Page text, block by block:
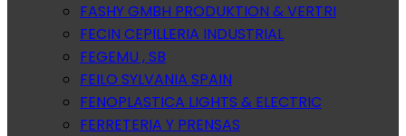
FASHY GMBH PRODUKTION & VERTRI
FECIN CEPILLERIA INDUSTRIAL
FEGEMU , SB
FEILO SYLVANIA SPAIN
FENOPLASTICA LIGHTS & ELECTRIC
FERRETERIA Y PRENSAS